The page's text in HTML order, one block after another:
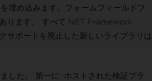
埋め込みます。フォームフィールドフ
ります。 すべて.NET Framework
サポートを廃止した新しいライブラリは
した。 第一に: ホストされた検証プラ